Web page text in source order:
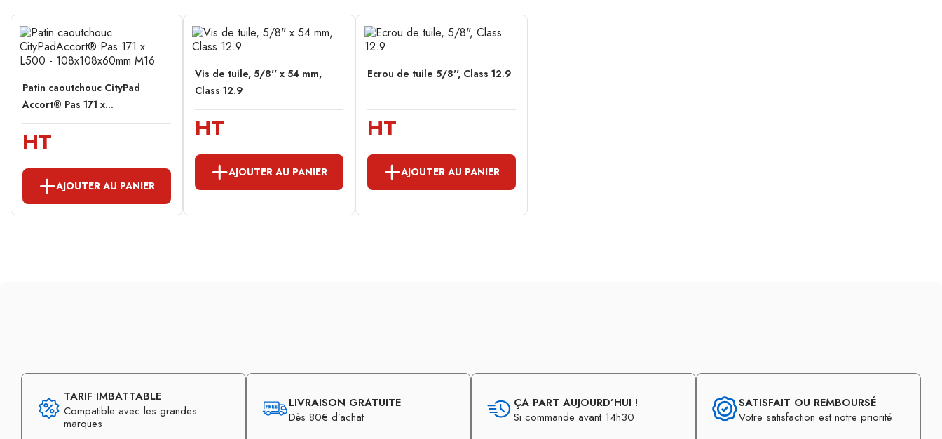
Patin caoutchouc CityPad
Accort® Pas 171 x...
HT
AJOUTER AU PANIER
Vis de tuile, 5/8'' x 54 mm,
Class 12.9
HT
AJOUTER AU PANIER
Ecrou de tuile 5/8'', Class 12.9
HT
AJOUTER AU PANIER
TARIF IMBATTABLE
Compatible avec les grandes
marques
LIVRAISON GRATUITE
Dès 80€ d’achat
ÇA PART AUJOURD’HUI !
Si commande avant 14h30
SATISFAIT OU REMBOURSÉ
Votre satisfaction est notre priorité